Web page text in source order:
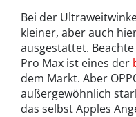
Bei der
kleiner, aber auch
ausgestattet.
Pro Max ist eines der
dem Markt. Aber
außergewöhnlich
das selbst Apples